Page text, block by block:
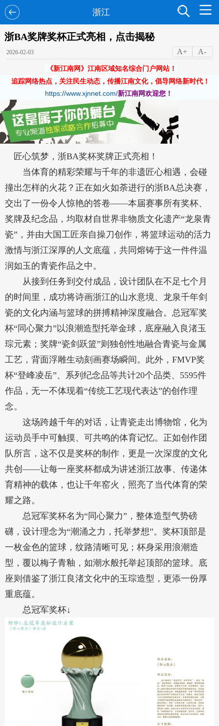
浙江
浙BA奖牌奖杯正式亮相，点击揭秘
2026-02-03 A+ A-
《新江南网》江南区域知名综合门户网站！
追踪网络热点，关注民生动态，传播江南文化，倡导网络新时代！
https://www.xjnnet.com/新江南网欢迎您！
匠心筑梦，浙BA奖杯奖牌正式亮相！
当体育的精彩荣耀与千年的非遗匠心相遇，会碰
撞出怎样的火花？正在如火如荼进行的浙BA总决赛，
交出了一份令人惊艳的答卷——本届赛事所有奖杯、
奖牌及纪念品，均取材自世界非物质文化遗产“龙泉青
瓷”，并由大国工匠亲自操刀创作，将篮球运动的活力
激情与浙江深厚的人文底蕴，共同熔铸于这一件件温
润如玉的青瓷作品之中。
从接到任务到交付成品，设计团队在不足七个月
的时间里，成功将诗画浙江的山水意境、龙泉千年剑
瓷的文化内涵与篮球的拼搏精神深度融合。总冠军奖
杯“同心聚力”以浪潮造型托举金球，底座融入良渚玉
琮元素；奖牌“瓷剑跃篮”则独创性地融合青瓷与金属
工艺，背面浮雕生动刻画赛场瞬间。此外，FMVP奖
杯“登峰凌岳”、系列纪念品等共计20个品类、5595件
作品，无一不体现着“传统工艺现代表达”的创作理
念。
这场跨越千年的对话，让青瓷走出博物馆，化为
运动员手中可触摸、可共鸣的体育记忆。正如创作团
队所言，这不仅是奖杯的制作，更是一次深度的文化
共创——让每一座奖杯都成为讲述浙江故事、传递体
育精神的载体，也让千年窑火，照亮了当代体育的荣
耀之路。
总冠军奖杯名为“同心聚力”，整体造型气势磅
礴，设计理念为“潮涌之力，托举梦想”。奖杯顶部是
一枚金色的篮球，纹路清晰可见；杯身采用浪潮造
型，覆以梅子青釉，如潮水般托举起顶部的篮球。底
座则借鉴了浙江良渚文化中的玉琮造型，更添一份厚
重底蕴。
总冠军奖杯↓